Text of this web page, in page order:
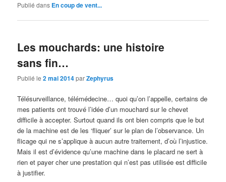
Publié dans En coup de vent...
Les mouchards: une histoire
sans fin…
Publié le2 mai 2014parZephyrus
Télésurveillance, télémédecine… quoi qu’on l’appelle, certains de
mes patients ont trouvé l’idée d’un mouchard sur le chevet
difficile à accepter. Surtout quand ils ont bien compris que le but
de la machine est de les ‘fliquer’ sur le plan de l’observance. Un
flicage qui ne s’applique à aucun autre traitement, d’où l’injustice.
Mais il est d’évidence qu’une machine dans le placard ne sert à
rien et payer cher une prestation qui n’est pas utilisée est difficile
à justifier.